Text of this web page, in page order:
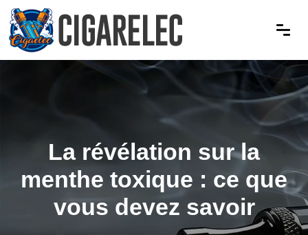
La révélation sur la
menthe toxique : ce que
vous devez savoir